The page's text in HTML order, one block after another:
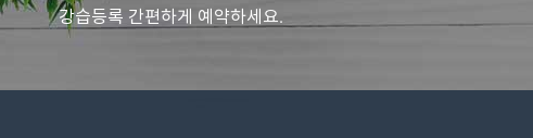
강습등록 간편하게 예약하세요.